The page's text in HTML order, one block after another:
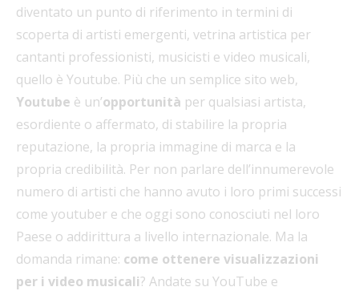
diventato un punto di riferimento in termini di
scoperta di artisti emergenti, vetrina artistica per
cantanti professionisti, musicisti e video musicali,
quello è Youtube. Più che un semplice sito web,
Youtube è un’opportunità per qualsiasi artista,
esordiente o affermato, di stabilire la propria
reputazione, la propria immagine di marca e la
propria credibilità. Per non parlare dell’innumerevole
numero di artisti che hanno avuto i loro primi successi
come youtuber e che oggi sono conosciuti nel loro
Paese o addirittura a livello internazionale. Ma la
domanda rimane: come ottenere visualizzazioni
per i video musicali? Andate su YouTube e